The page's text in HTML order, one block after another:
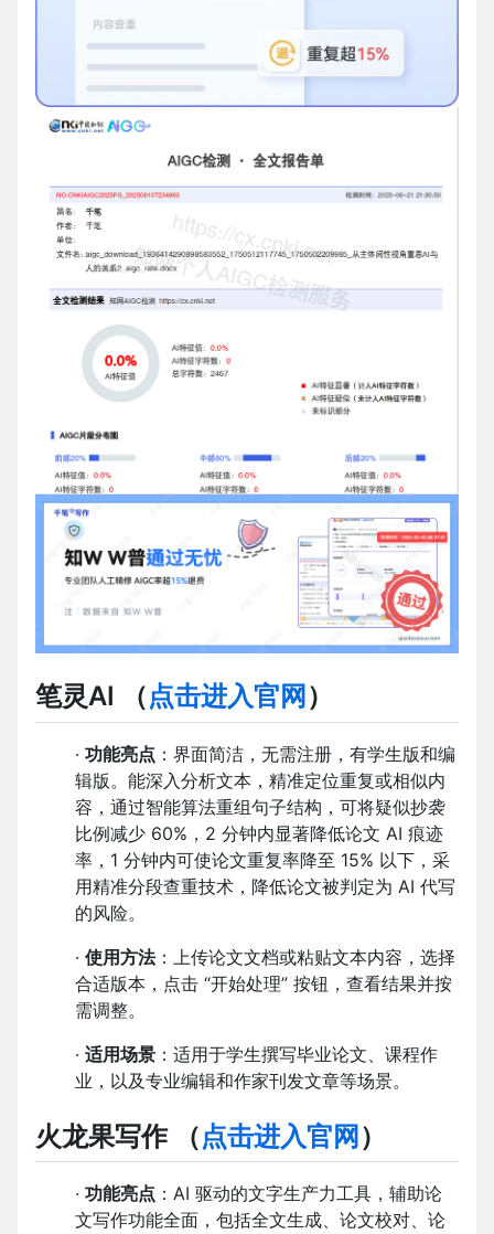
笔灵AI （点击进入官网 ）
· 功能亮点 ：界面简洁，无需注册，有学生版和编
辑版。能深入分析文本，精准定位重复或相似内
容，通过智能算法重组句子结构，可将疑似抄袭
比例减少 60%，2 分钟内显著降低论文 AI 痕迹
率，1 分钟内可使论文重复率降至 15% 以下，采
用精准分段查重技术，降低论文被判定为 AI 代写
的风险。
· 使用方法：上传论文文档或粘贴文本内容，选择
合适版本，点击 “开始处理” 按钮，查看结果并按
需调整。
· 适用场景 ：适用于学生撰写毕业论文、课程作
业，以及专业编辑和作家刊发文章等场景。
火龙果写作（点击进入官网）
· 功能亮点 ：AI 驱动的文字生产力工具，辅助论
文写作功能全面，包括全文生成、论文校对、论